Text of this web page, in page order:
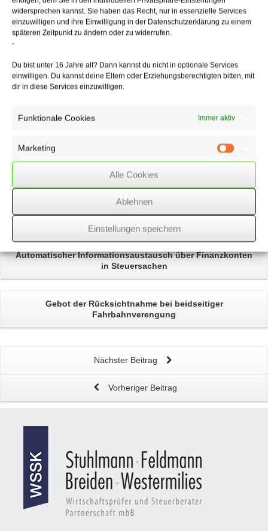
widersprechen kannst. Sie haben das Recht, nur in essenzielle Services
einzuwilligen und ihre Einwilligung in der Datenschutzerklärung zu einem
späteren Zeitpunkt zu ändern oder zu widerrufen.
-
Du bist unter 16 Jahre alt? Dann kannst du nicht in optionale Services
einwilligen. Du kannst deine Eltern oder Erziehungsberechtigten bitten, mit
dir in diese Services einzuwilligen.
Funktionale Cookies Immer aktiv
Marketing
Alle Cookies
Ablehnen
Einstellungen speichern
sich daraus eine Nachforderung oder ein Erstattungsanspruch der
Gesellschaft ergibt. Sofern Aussicht auf Steuerrückerstattungen
bestehen, ist der Löschungsantrag nach herrschender Meinung in
Rechtsprechung und Schrifttum noch nicht vollzugsreif.
03/12/2021 / WSSK
wssk-admin
– Auskunftsanspruch beinhaltet keinen
Anspruch auf Belegvorlage
AutomatischerInformations­austausch über Finanzkonten
in Steuersachen
Gebot der Rücksichtnahmebei beidseitiger
Fahrbahnverengung
Nächster Beitrag
Vorheriger Beitrag